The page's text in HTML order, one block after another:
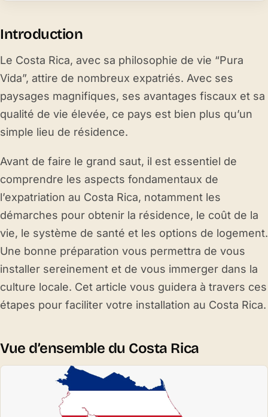
Introduction
Le Costa Rica, avec sa philosophie de vie “Pura
Vida”, attire de nombreux expatriés. Avec ses
paysages magnifiques, ses avantages fiscaux et sa
qualité de vie élevée, ce pays est bien plus qu’un
simple lieu de résidence.
Avant de faire le grand saut, il est essentiel de
comprendre les aspects fondamentaux de
l’expatriation au Costa Rica, notamment les
démarches pour obtenir la résidence, le coût de la
vie, le système de santé et les options de logement.
Une bonne préparation vous permettra de vous
installer sereinement et de vous immerger dans la
culture locale. Cet article vous guidera à travers ces
étapes pour faciliter votre installation au Costa Rica.
Vue d’ensemble du Costa Rica